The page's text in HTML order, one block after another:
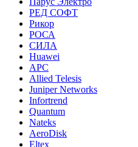
РЕД СОФТ
Рикор
РОСА
СИЛА
Huawei
APC
Allied Telesis
Juniper Networks
Infortrend
Quantum
Nateks
AeroDisk
Eltex